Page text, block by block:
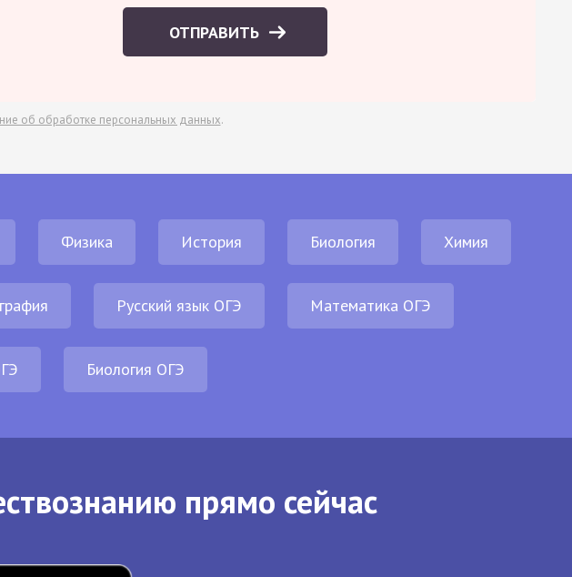
ОТПРАВИТЬ
об обработке персональных данных.
Физика История Биология Химия
Русский язык ОГЭ Математика ОГЭ
Биология ОГЭ
прямо сейчас